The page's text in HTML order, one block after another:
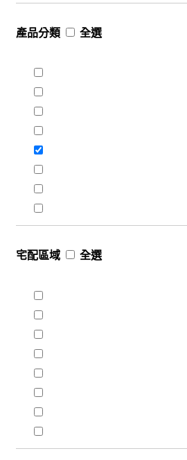
產品分類 全選
宅配區域 全選